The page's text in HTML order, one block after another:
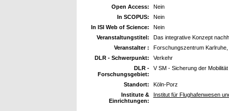
Open Access:
Nein
In SCOPUS:
Nein
In ISI Web of Science:
Nein
Veranstaltungstitel:
Das integrative Konzept
Veranstalter :
Forschungszentrum Karlruhe,
DLR - Schwerpunkt:
Verkehr
DLR -
Forschungsgebiet:
V SM - Sicherung der Mobilität
Standort:
Köln-Porz
Institute &
Einrichtungen:
Institut für Flughafenwesen